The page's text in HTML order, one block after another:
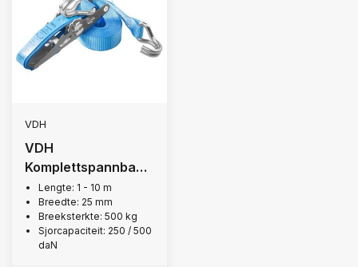
VDH
VDH
Komplettspannband
, 500 kg
Lengte: 1 - 10 m
Breedte: 25 mm
Breeksterkte: 500 kg
Sjorcapaciteit: 250 / 500
daN